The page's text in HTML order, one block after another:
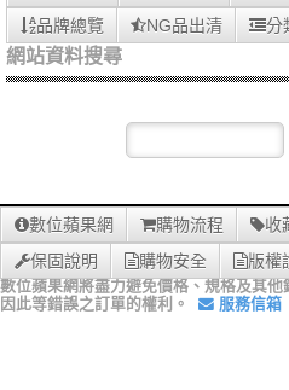
品牌總覽
NG品出清 分
網站資料搜尋
數位蘋果網 購物流程 收
保固說明
購物安全 版權
數位蘋果網將盡力避免價格、規格及其
因此等錯誤之訂單的權利。
服務信箱